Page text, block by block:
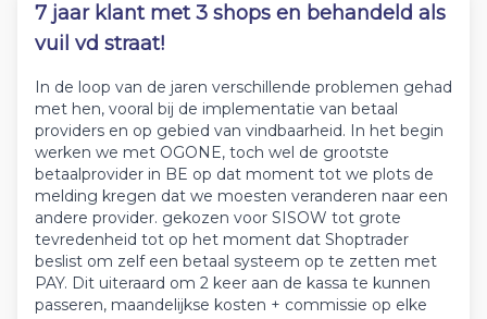
7 jaar klant met 3 shops en behandeld als
vuil vd straat!
In de loop van de jaren verschillende problemen gehad
met hen, vooral bij de implementatie van betaal
providers en op gebied van vindbaarheid. In het begin
werken we met OGONE, toch wel de grootste
betaalprovider in BE op dat moment tot we plots de
melding kregen dat we moesten veranderen naar een
andere provider. gekozen voor SISOW tot grote
tevredenheid tot op het moment dat Shoptrader
beslist om zelf een betaal systeem op te zetten met
PAY. Dit uiteraard om 2 keer aan de kassa te kunnen
passeren, maandelijkse kosten + commissie op elke